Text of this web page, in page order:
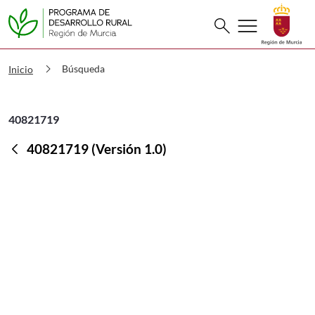
PDR Búsqueda Buscar
search menu
Inicio chevron_right Búsqueda
40821719
40821719 (Versión 1.0)